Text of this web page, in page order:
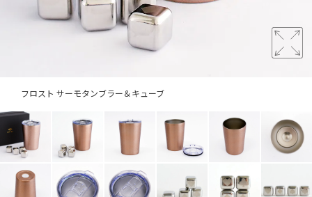
フロスト サーモタンブラー＆キューブ